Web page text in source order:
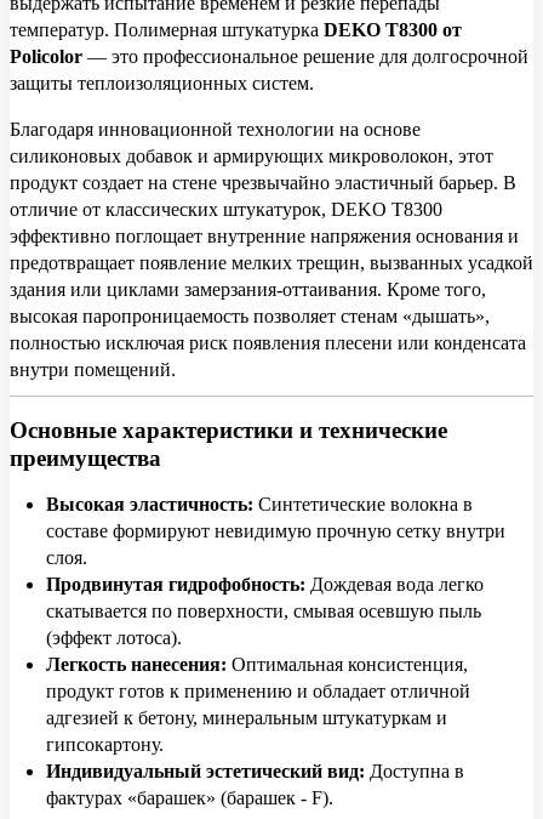
температур. Полимерная штукатурка DEKO T8300 от
Policolor — это профессиональное решение для долгосрочной
защиты теплоизоляционных систем.
Благодаря инновационной технологии на основе
силиконовых добавок и армирующих микроволокон, этот
продукт создает на стене чрезвычайно эластичный барьер. В
отличие от классических штукатурок, DEKO T8300
эффективно поглощает внутренние напряжения основания и
предотвращает появление мелких трещин, вызванных усадкой
здания или циклами замерзания-оттаивания. Кроме того,
высокая паропроницаемость позволяет стенам «дышать»,
полностью исключая риск появления плесени или конденсата
внутри помещений.
Основные характеристики и технические
преимущества
Высокая эластичность: Синтетические волокна в
составе формируют невидимую прочную сетку внутри
слоя.
Продвинутая гидрофобность: Дождевая вода легко
скатывается по поверхности, смывая осевшую пыль
(эффект лотоса).
Легкость нанесения: Оптимальная консистенция,
продукт готов к применению и обладает отличной
адгезией к бетону, минеральным штукатуркам и
гипсокартону.
Индивидуальный эстетический вид: Доступна в
фактурах «барашек» (барашек - F).